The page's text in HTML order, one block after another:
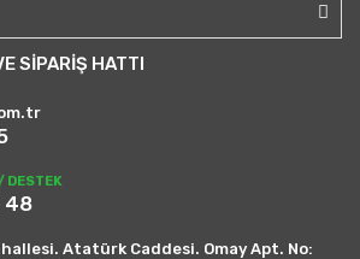
SİPARİŞ HATTI
DESTEK
48
Atatürk Caddesi. Omay Apt. No: